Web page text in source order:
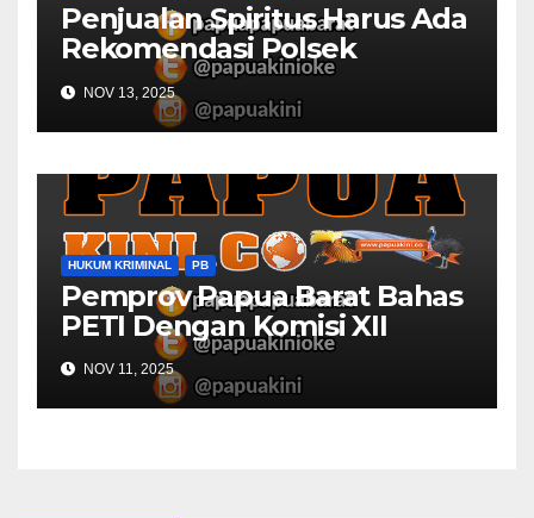
Penjualan Spiritus Harus Ada
Rekomendasi Polsek
Kaimana
NOV 13, 2025
HUKUM KRIMINAL PB
Pemprov Papua Barat Bahas
PETI Dengan Komisi XII
NOV 11, 2025